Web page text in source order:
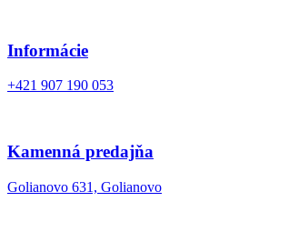
Informácie
+421 907 190 053
Kamenná predajňa
Golianovo 631, Golianovo